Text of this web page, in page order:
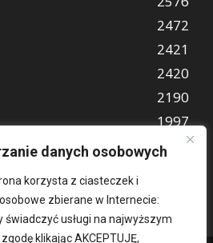
danych osobowych
korzysta z ciasteczek i
zbierane w Internecie:
świadczyć usługi na najwyższym
klikając AKCEPTUJĘ,
2472
2421
2420
2190
1997
849